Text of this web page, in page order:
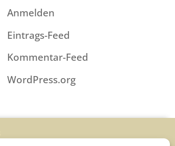
Anmelden
Eintrags-Feed
Kommentar-Feed
WordPress.org